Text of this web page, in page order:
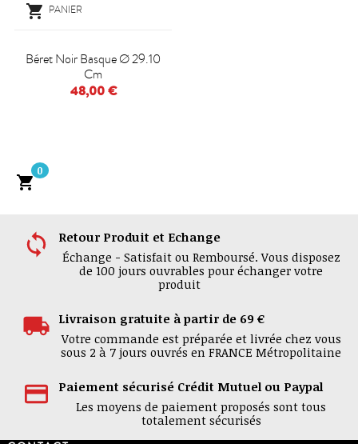
 PANIER
Béret Noir Basque Ø 29.10
Cm
48,00 €
Retour Produit et Echange
Échange - Satisfait ou Remboursé. Vous disposez
de 100 jours ouvrables pour échanger votre
produit
Livraison gratuite à partir de 69 €
Votre commande est préparée et livrée chez vous
sous 2 à 7 jours ouvrés en FRANCE Métropolitaine
Paiement sécurisé Crédit Mutuel ou Paypal
Les moyens de paiement proposés sont tous
totalement sécurisés

0